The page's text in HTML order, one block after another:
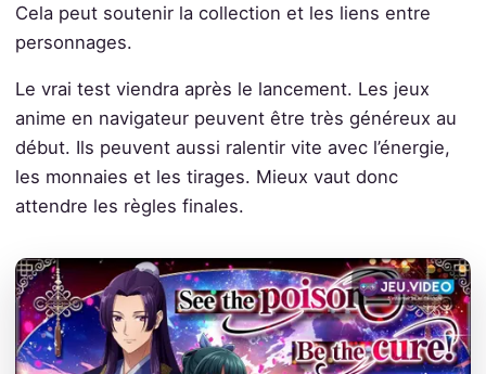
Cela peut soutenir la collection et les liens entre
personnages.
Le vrai test viendra après le lancement. Les jeux
anime en navigateur peuvent être très généreux au
début. Ils peuvent aussi ralentir vite avec l’énergie,
les monnaies et les tirages. Mieux vaut donc
attendre les règles finales.